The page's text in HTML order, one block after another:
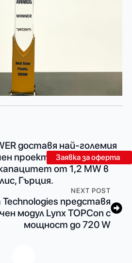
Заявка за оферта
доставя най-големия
проект с нулево
от 1,2 MW в
Гърция.
NEXT POST
Technologies представя
модул Lynx TOPCon с
мощност до 720 W